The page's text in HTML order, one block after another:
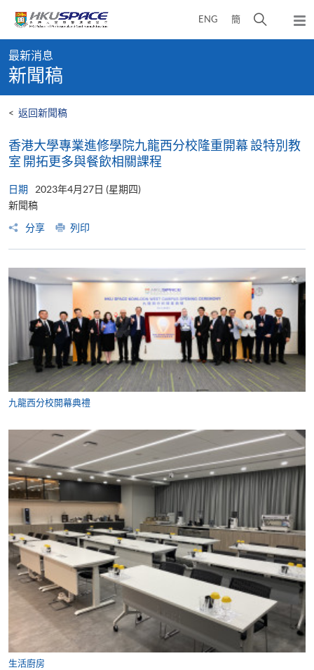
content
ENG 簡
開
彈
出
content
start
最新消息
新聞稿
< 返回新聞稿
香港大學專業進修學院九龍西分校隆重開幕 設特別教
室 開拓更多與餐飲相關課程
日期
2023年4月27日 (星期四)
新聞稿
分享
列印
九龍西分校開幕典禮
生活廚房